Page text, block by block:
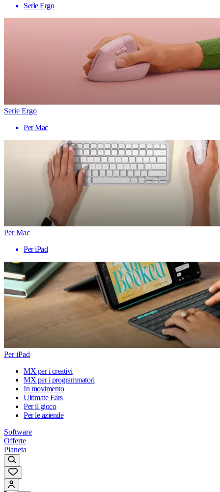
Serie Ergo
Serie Ergo
Per Mac
Per Mac
Per iPad
Per iPad
MX per i creativi
MX per i programmatori
In movimento
Ultimate Ears
Per il gioco
Per le aziende
Software
Offerte
Pianeta